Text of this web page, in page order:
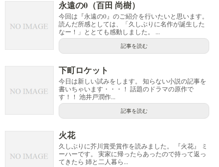
永遠の0（百田 尚樹）
今回は『永遠の0』のご紹介を行いたいと思います。
読んだ所感としては、「久しぶりに名作が誕生した
なー！」ととても感動しました。 ...
記事を読む
下町ロケット
今日は新しい試みをします。 知らない小説の記事を
書いちゃいます・・・！ 話題のドラマの原作で
す！！ 池井戸潤作...
記事を読む
火花
久しぶりに芥川賞受賞作を読みました。 『火花』 ミ
ーハーです。 実家に帰ったらあったので持って返っ
てきたら 姉と二人暮ら...